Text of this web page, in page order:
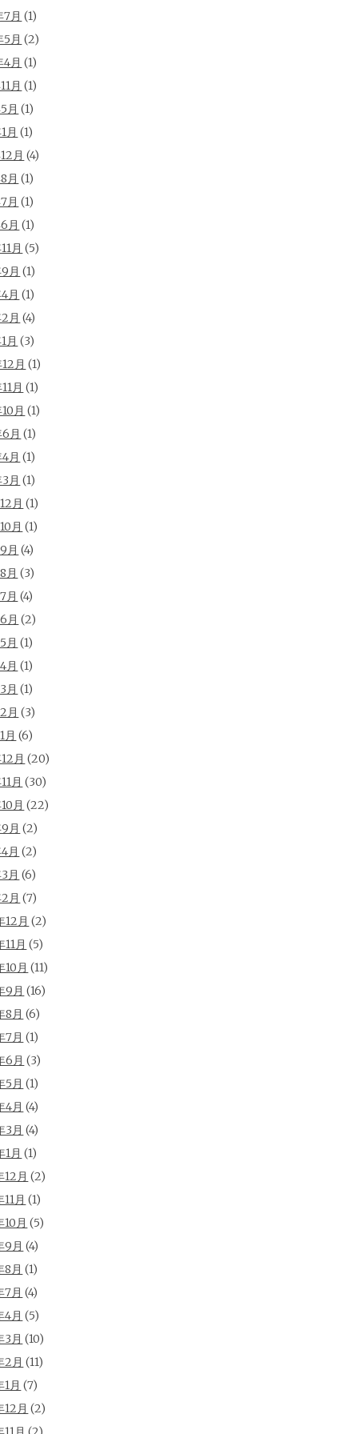
月 (1)
月 (2)
月 (1)
月 (1)
月 (1)
月 (1)
月 (4)
月 (1)
月 (1)
月 (1)
月 (5)
月 (1)
月 (1)
月 (4)
月 (3)
月 (1)
月 (1)
月 (1)
月 (1)
月 (1)
月 (1)
月 (1)
月 (1)
月 (4)
月 (3)
月 (4)
月 (2)
月 (1)
月 (1)
月 (1)
月 (3)
月 (6)
月 (20)
月 (30)
月 (22)
月 (2)
月 (2)
月 (6)
月 (7)
月 (2)
月 (5)
月 (11)
9月 (16)
8月 (6)
7月 (1)
6月 (3)
5月 (1)
4月 (4)
3月 (4)
月 (1)
月 (2)
月 (1)
月 (5)
9月 (4)
月 (1)
月 (4)
月 (5)
月 (10)
2月 (11)
月 (7)
月 (2)